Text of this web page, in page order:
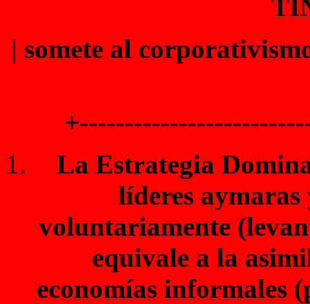
| somete al
La Estrategia
líderes
voluntariamente
equivale a la
economías informales